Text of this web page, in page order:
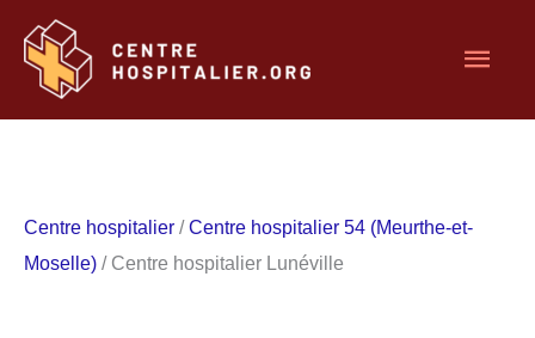
contenu
Centre hospitalier /Centre hospitalier 54 (Meurthe-et-
Moselle) / Centre hospitalier Lunéville